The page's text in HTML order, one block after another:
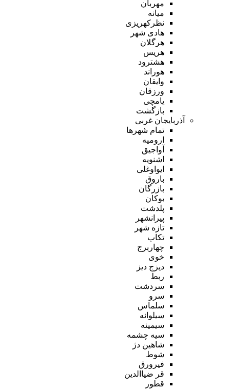
مهربان
میانه
نظرکهریزی
هادی شهر
هرگلان
هریس
هشترود
هوراند
وایقان
ورزقان
یامچی
بازگشت
آذربایجان غربی
تمام شهر‌ها
ارومیه
آواجیق
اشنویه
ایواوغلی
باروق
بازرگان
بوکان
پلدشت
پیرانشهر
تازه شهر
تکاب
چهاربرج
خوی
دیزج دیز
ربط
سردشت
سرو
سلماس
سیلوانه
سیمینه
سیه چشمه
شاهین دژ
شوط
فیرورق
قر ضیاالدین
قطور